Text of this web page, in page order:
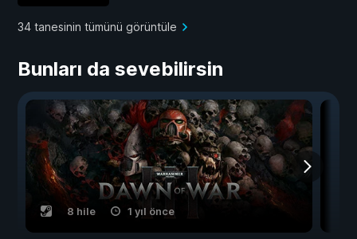
34 tanesinin tümünü görüntüle
Bunları da sevebilirsin
8 hile 1 yıl önce